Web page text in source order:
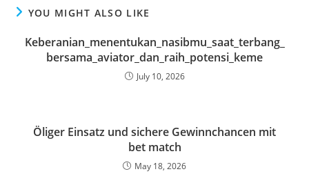
YOU MIGHT ALSO LIKE
Keberanian_menentukan_nasibmu_saat_terbang_
bersama_aviator_dan_raih_potensi_keme
July 10, 2026
Öliger Einsatz und sichere Gewinnchancen mit
bet match
May 18, 2026